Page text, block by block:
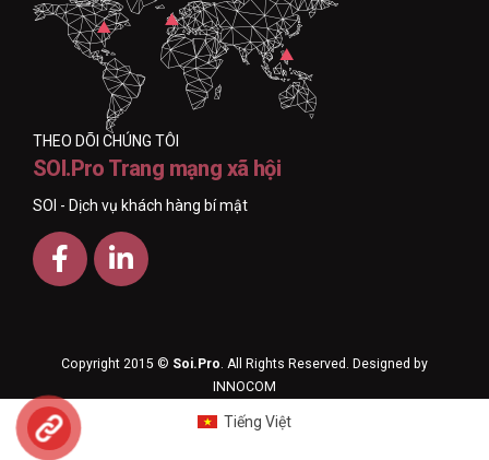
THEO DÕI CHÚNG TÔI
SOI.Pro Trang mạng xã hội
SOI - Dịch vụ khách hàng bí mật
Copyright 2015 © Soi.Pro. All Rights Reserved. Designed by
INNOCOM
Tiếng Việt